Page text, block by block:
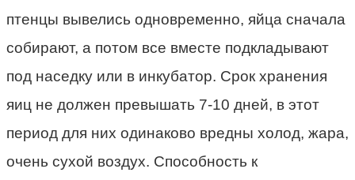
птенцы вывелись одновременно, яйца сначала
собирают, а потом все вместе подкладывают
под наседку или в инкубатор. Срок хранения
яиц не должен превышать 7-10 дней, в этот
период для них одинаково вредны холод, жара,
очень сухой воздух. Способность к